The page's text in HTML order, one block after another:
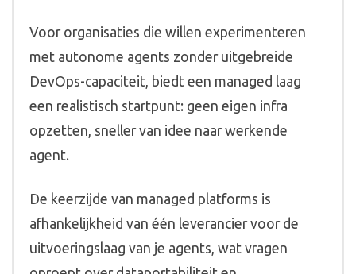
Voor organisaties die willen experimenteren
met autonome agents zonder uitgebreide
DevOps-capaciteit, biedt een managed laag
een realistisch startpunt: geen eigen infra
opzetten, sneller van idee naar werkende
agent.
De keerzijde van managed platforms is
afhankelijkheid van één leverancier voor de
uitvoeringslaag van je agents, wat vragen